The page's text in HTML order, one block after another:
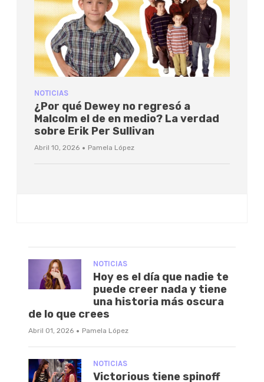
NOTICIAS
¿Por qué Dewey no regresó a
Malcolm el de en medio? La verdad
sobre Erik Per Sullivan
Abril 10, 2026 · Pamela López
NOTICIAS
Hoy es el día que nadie te
puede creer nada y tiene
una historia más oscura
de lo que crees
Abril 01, 2026 · Pamela López
NOTICIAS
Victorious tiene spinoff